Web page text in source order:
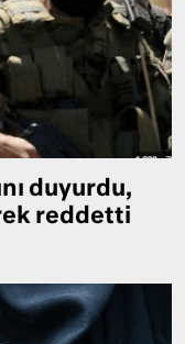
duyurdu,
reddetti